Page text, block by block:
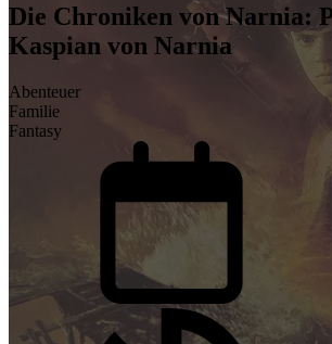
Die Chroniken von Narnia:
Kaspian von Narnia
Abenteuer
Familie
Fantasy